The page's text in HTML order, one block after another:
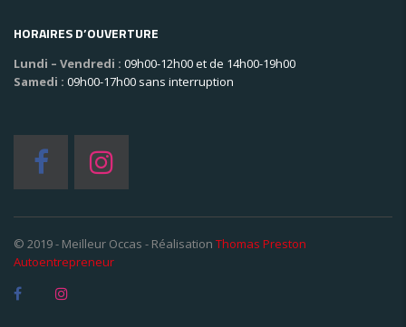
HORAIRES D’OUVERTURE
Lundi – Vendredi : 09h00-12h00 et de 14h00-19h00
Samedi : 09h00-17h00 sans interruption
© 2019 - Meilleur Occas - Réalisation Thomas Preston
Autoentrepreneur